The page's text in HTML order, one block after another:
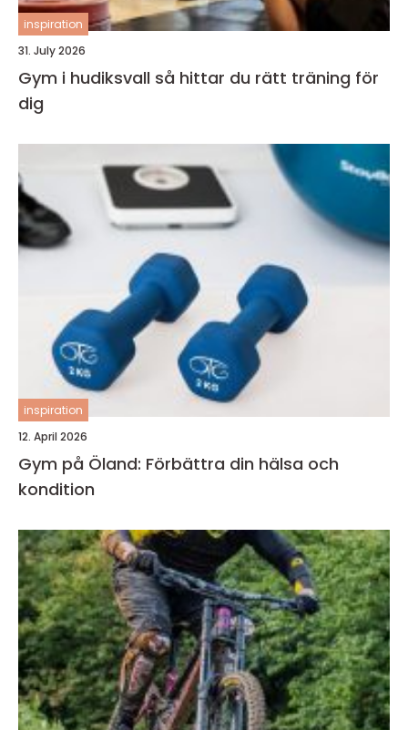
inspiration
31. July 2026
Gym i hudiksvall så hittar du rätt träning för
dig
inspiration
12. April 2026
Gym på Öland: Förbättra din hälsa och
kondition